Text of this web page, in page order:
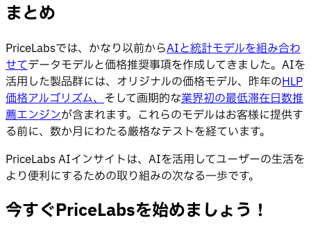
まとめ
PriceLabsでは、かなり以前からAIと統計モデルを組み合わ
せてデータモデルと価格推奨事項を作成してきました。AIを
活用した製品群には、オリジナルの価格モデル、昨年のHLP
価格アルゴリズム、 そして画期的な業界初の最低滞在日数推
薦エンジンが含まれます。これらのモデルはお客様に提供す
る前に、数か月にわたる厳格なテストを経ています。
PriceLabs AIインサイトは、AIを活用してユーザーの生活を
より便利にするための取り組みの次なる一歩です。
今すぐPriceLabsを始めましょう！